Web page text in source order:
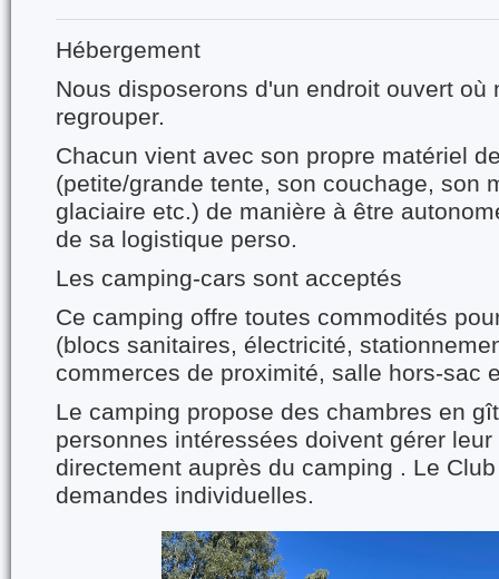
Hébergement
Nous disposerons d'un endroit ouvert où
regrouper.
Chacun vient avec son propre matériel
(petite/grande tente, son couchage, son
glaciaire etc.) de manière à être
de sa logistique perso.
Les camping-cars sont acceptés
Ce camping offre toutes commodités
(blocs sanitaires, électricité,
commerces de proximité, salle hors-sac
Le camping propose des chambres en
personnes intéressées doivent gérer
directement auprès du camping . Le
demandes individuelles.